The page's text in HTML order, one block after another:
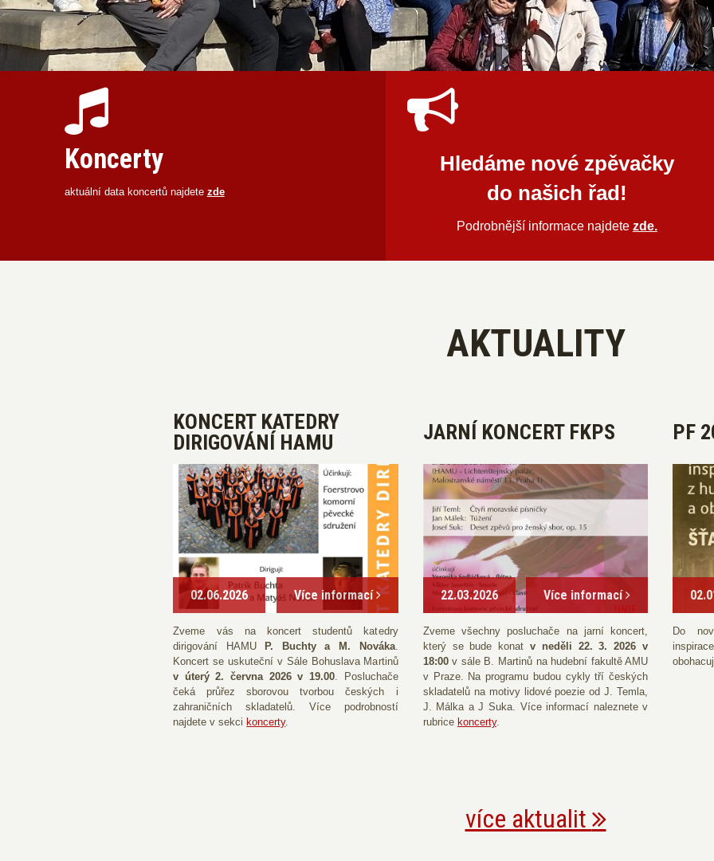
Koncerty
aktuální data koncertů najdete zde
Hledáme nové zpěvačky
do našich řad!
Podrobnější informace najdete zde.
AKTUALITY
KONCERT KATEDRY
DIRIGOVÁNÍ HAMU
02.06.2026 Více informací
Zveme vás na koncert studentů katedry
dirigování HAMU
P. Buchty a M. Nováka.
Koncert se uskuteční v Sále Bohuslava Martinů
v úterý 2. června 2026 v 19.00. Posluchače
čeká průřez sborovou tvorbou českých i
zahraničních skladatelů. Více podrobností
najdete v sekci koncerty.
JARNÍ KONCERT FKPS
22.03.2026 Více informací
Zveme všechny posluchače na jarní koncert,
který se bude konatv neděli 22. 3. 2026 v
18:00v sále B. Martinů na hudební fakultě AMU
v Praze. Na programu budou cykly tří českých
skladatelů na motivy lidové poezie od J. Temla,
J. Málka a J Suka. Více informací naleznete v
rubrice koncerty.
PF
Do
více aktualit